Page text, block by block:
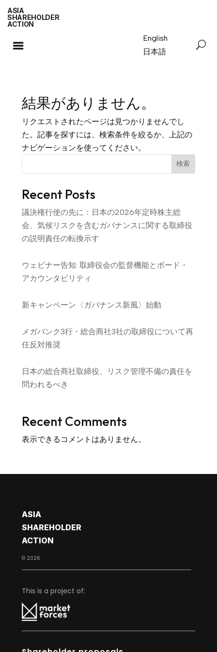
ASIA
SHAREHOLDER
ACTION
English
日本語
結果がありません。
リクエストされたページは見つかりませんでし
た。記事を探すには、検索条件を絞るか、上記の
ナビゲーションを使ってください。
検索
Recent Posts
議決権行使の先に：日本の2026年定時株主総
会、気候リスクを含むガバナンスに関する取締役
の説明責任の転換示す
ウェビナー告知: 取締役会の監督機能とボード・
アカウンタビリティ
新キャンペーン〈ガバナンス新風〉始動
メガバンク3行・総合商社3社の取締役について再
任反対推奨
日本の総合商社取締役、リスク管理不備の責任を
問われるべき
Recent Comments
表示できるコメントはありません。
ASIA
SHAREHOLDER
ACTION
© 2026
This is a project of: